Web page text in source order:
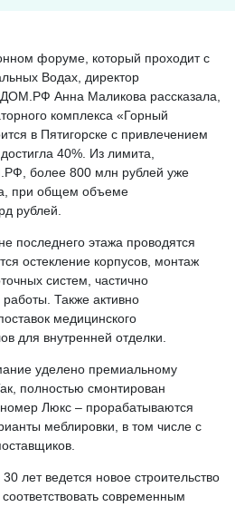
форуме, который проходит с
Водах, директор
Анна Маликова рассказала,
комплекса «Горный
в Пятигорске с привлечением
40%. Из лимита,
более 800 млн рублей уже
при общем объеме
рублей.
последнего этажа проводятся
остекление корпусов, монтаж
систем, частично
Также активно
медицинского
для внутренней отделки.
уделено премиальному
полностью смонтирован
Люкс – прорабатываются
меблировки, в том числе с
лет ведется новое строительство
современным